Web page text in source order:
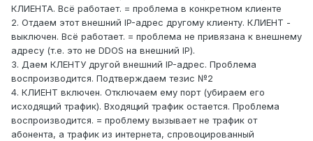
КЛИЕНТА. Всё работает. = проблема в конкретном клиенте
2. Отдаем этот внешний IP-адрес другому клиенту. КЛИЕНТ -
выключен. Всё работает. = проблема не привязана к внешнему
адресу (т.е. это не DDOS на внешний IP).
3. Даем КЛЕНТУ другой внешний IP-адрес. Проблема
воспроизводится. Подтверждаем тезис №2
4. КЛИЕНТ включен. Отключаем ему порт (убираем его
исходящий трафик). Входящий трафик остается. Проблема
воспроизводится. = проблему вызывает не трафик от
абонента, а трафик из интернета, спровоцированный